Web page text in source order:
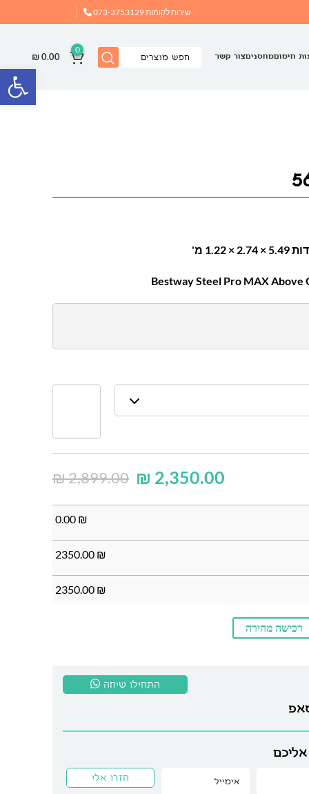
שירות לקוחות073-3753129
חימוםמחסניםצור קשר
0
₪0.00
מ'
₪2,899.00 ₪ 2,350.00
₪
0.00
₪
2350.00
₪
2350.00
רכישה מהירה
התחילו שיחה
אליכם